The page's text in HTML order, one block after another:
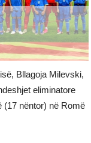
Bllagoja Milevski,
eliminatore
(17 nëntor) në Romë